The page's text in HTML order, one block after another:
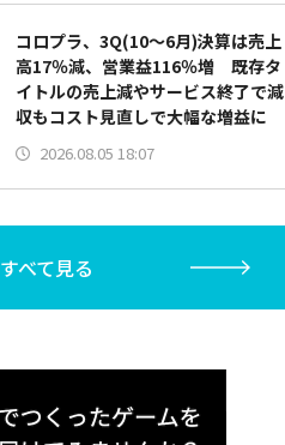
コロプラ、3Q(10～6月)決算は売上
高17％減、営業益116％増 既存タ
イトルの売上減やサービス終了で減
収もコスト見直しで大幅な増益に
2026.08.05 18:07
すべて見る